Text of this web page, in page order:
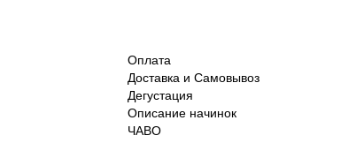
Оплата
Доставка и Самовывоз
Дегустация
Описание начинок
ЧАВО